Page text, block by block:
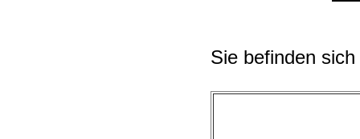
Sie befinden